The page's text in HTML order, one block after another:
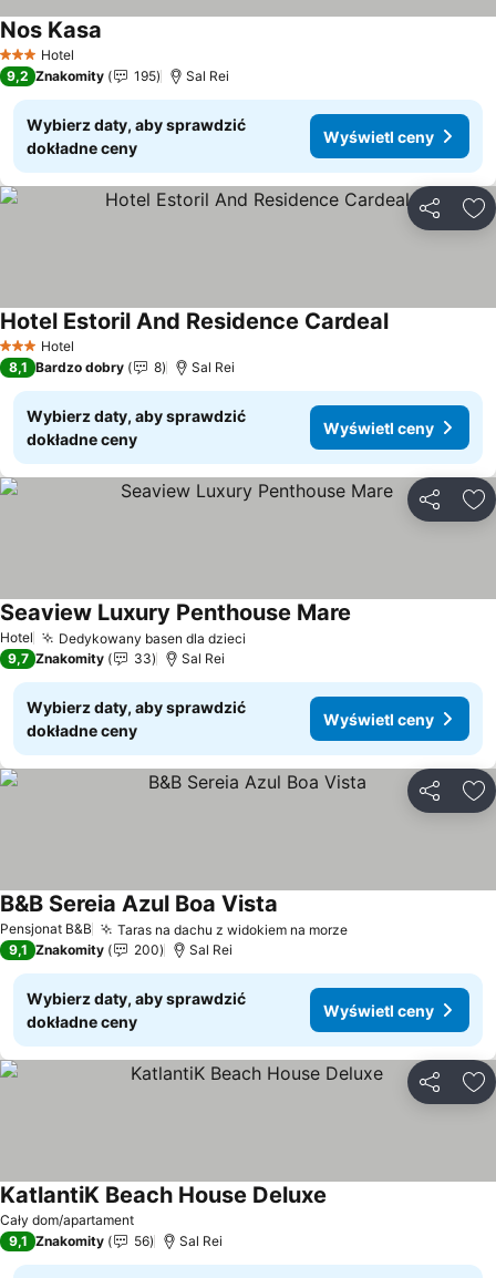
3 Kategoria
Hotel
Nos Kasa
9,2 Znakomity 195 Sal Rei
Wybierz daty, aby sprawdzić
dokładne ceny
Wyświetl ceny
3 Kategoria
Hotel
Hotel Estoril And Residence CardealWyświetl
8,1 Bardzo dobry 8 Sal Rei
Wybierz daty, aby sprawdzić
dokładne ceny
Wyświetl ceny
Hotel Dedykowany basen dla dzieci
Seaview Luxury Penthouse Mare
9,7 Znakomity 33 Sal Rei
Wybierz daty, aby sprawdzić
dokładne ceny
Wyświetl ceny
Pensjonat B&B Taras na dachu z widokiem na morzeWyświetl ceny
B&B Sereia Azul Boa Vista
9,1 Znakomity 200 Sal Rei
Wybierz daty, aby sprawdzić
dokładne ceny
Wyświetl ceny
Cały dom/apartament
KatlantiK Beach House Deluxe
9,1 Znakomity 56 Sal Rei